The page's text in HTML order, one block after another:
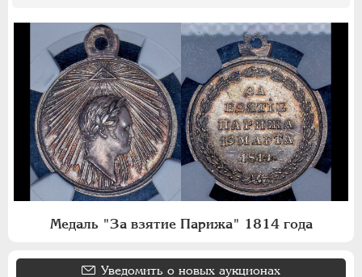
Медаль "За взятие Парижа" 1814 года
Уведомить о новых аукционах